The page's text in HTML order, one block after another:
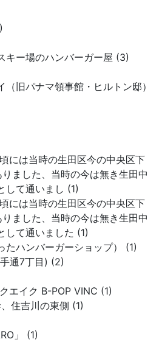
キー場のハンバーガー屋 (3)
旧パナマ領事館・ヒルトン邸）
には当時の生田区今の中央区下
ました、当時の今は無き生田中
して通いまし (1)
には当時の生田区今の中央区下
ました、当時の今は無き生田中
して通いました (1)
たハンバーガーショップ） (1)
通7丁目) (2)
エイク B-POP VINC (1)
住吉川の東側 (1)
」 (1)